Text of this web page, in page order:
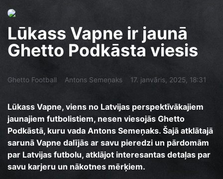
Lūkass Vapne ir jaunā
Ghetto Podkāsta viesis
Ghetto Football Antons Semeņaks 17. janvāris, 2025, 18:31
Lūkass Vapne, viens no Latvijas perspektīvākajiem
jaunajiem futbolistiem, nesen viesojās Ghetto
Podkāstā, kuru vada Antons Semeņaks. Šajā atklātajā
sarunā Vapne dalījās ar savu pieredzi un pārdomām
par Latvijas futbolu, atklājot interesantas detaļas par
savu karjeru un nākotnes mērķiem.